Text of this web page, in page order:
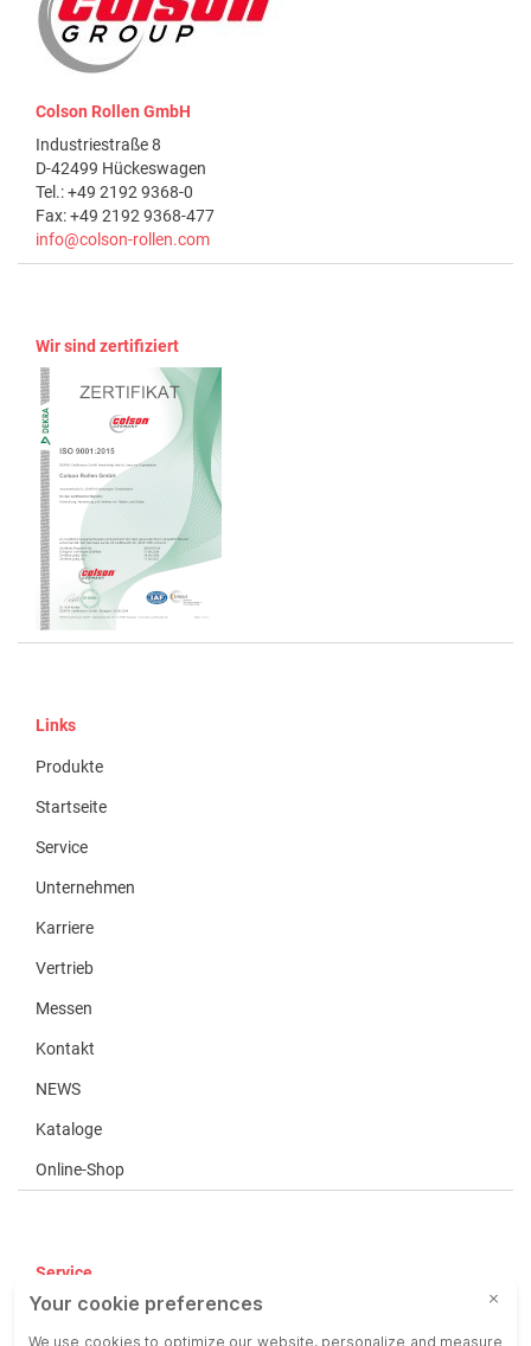
Colson Rollen GmbH
Industriestraße 8
D-42499 Hückeswagen
Tel.: +49 2192 9368-0
Fax: +49 2192 9368-477
info@colson-rollen.com
Wir sind zertifiziert
Links
Produkte
Startseite
Service
Unternehmen
Karriere
Vertrieb
Messen
Kontakt
NEWS
Kataloge
Online-Shop
Service
AGB